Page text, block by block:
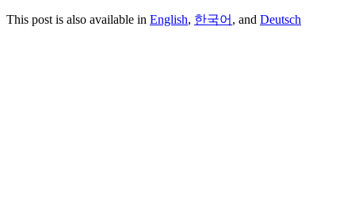
This post is also available in English, 한국어 , and Deutsch